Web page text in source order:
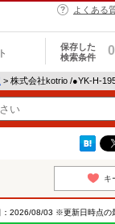
よくある
保存した
検索条件
0
> 株式会社kotrio /●YK-H-
キ
：2026/08/03 ※更新日時点の